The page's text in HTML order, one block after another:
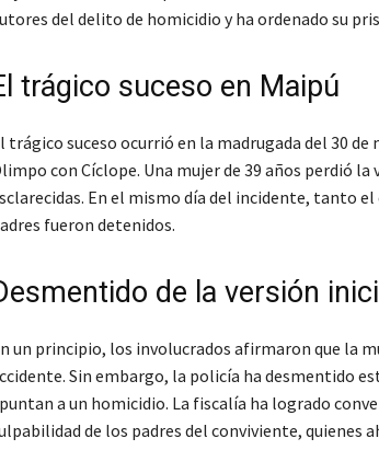
del delito de homicidio y ha ordenado su
trágico suceso en Maipú
trágico suceso ocurrió en la madrugada del 30
con Cíclope. Una mujer de 39 años perdió la
En el mismo día del incidente, tanto
fueron detenidos.
de la versión
un principio, los involucrados afirmaron que la
Sin embargo, la policía ha desmentido
a un homicidio. La fiscalía ha logrado
de los padres del conviviente, quienes